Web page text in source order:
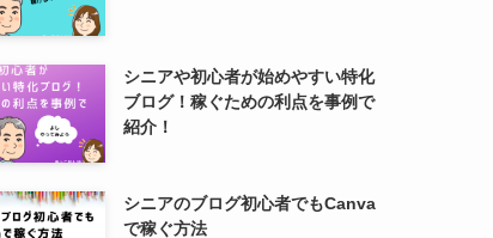
シニアや初心者が始めやすい特化
ブログ！稼ぐための利点を事例で
紹介！
シニアのブログ初心者でもCanva
で稼ぐ方法